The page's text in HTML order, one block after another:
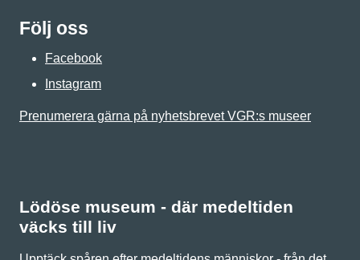
Följ oss
Facebook
Instagram
Prenumerera gärna på nyhetsbrevet VGR:s museer
Lödöse museum - där medeltiden
väcks till liv